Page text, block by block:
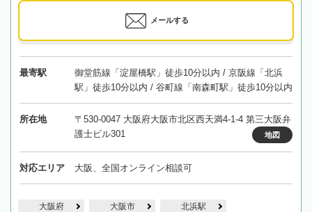
メールする
最寄駅
御堂筋線「淀屋橋駅」徒歩10分以内 / 京阪線「北浜
駅」徒歩10分以内 / 谷町線「南森町駅」徒歩10分以内
所在地
〒530-0047 大阪府大阪市北区西天満4-1-4 第三大阪弁
護士ビル301
地図
対応エリア 大阪、全国オンライン相談可
大阪府 大阪市 北浜駅